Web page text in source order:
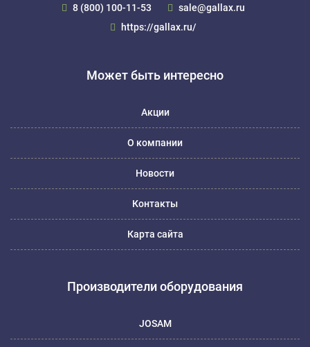
8 (800) 100-11-53
sale@gallax.ru
https://gallax.ru/
Может быть интересно
Акции
О компании
Новости
Контакты
Карта сайта
Производители оборудования
JOSAM